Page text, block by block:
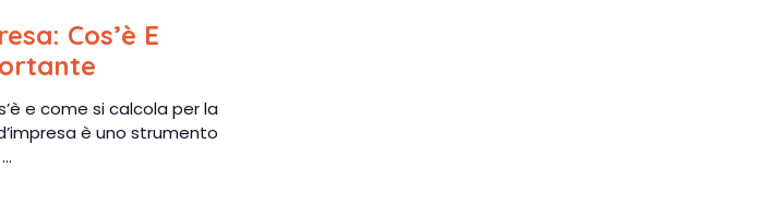
Cos’è E
e come si calcola per la
è uno strumento